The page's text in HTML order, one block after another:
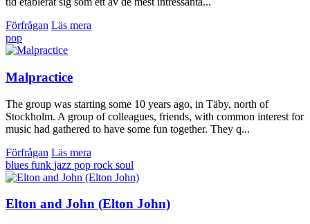
Förfrågan Läs mera
pop
Malpractice
The group was starting some 10 years ago, in Täby, north of
Stockholm. A group of colleagues, friends, with common interest for
music had gathered to have some fun together. They q...
Förfrågan Läs mera
blues funk jazz pop rock soul
Elton and John (Elton John)